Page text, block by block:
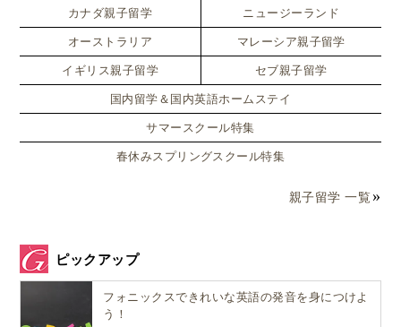
カナダ親子留学 ニュージーランド
オーストラリア マレーシア親子留学
イギリス親子留学 セブ親子留学
国内留学＆国内英語ホームステイ
サマースクール特集
春休みスプリングスクール特集
親子留学 一覧
ピックアップ
フォニックスできれいな英語の発音を身につけよ
う！